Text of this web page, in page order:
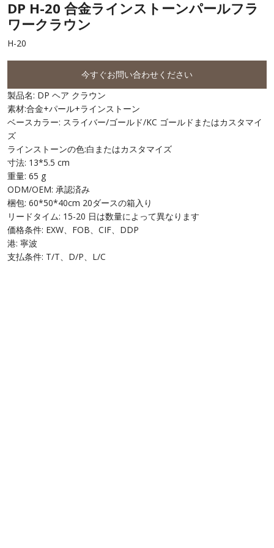
DP H-20 合金ラインストーンパールフラ
ワークラウン
H-20
今すぐお問い合わせください
製品名: DP ヘア クラウン
素材:合金+パール+ラインストーン
ベースカラー: スライバー/ゴールド/KC ゴールドまたはカスタマイ
ズ
ラインストーンの色:白またはカスタマイズ
寸法: 13*5.5 cm
重量: 65 g
ODM/OEM: 承認済み
梱包: 60*50*40cm 20ダースの箱入り
リードタイム: 15-20 日は数量によって異なります
価格条件: EXW、FOB、CIF、DDP
港: 寧波
支払条件: T/T、D/P、L/C